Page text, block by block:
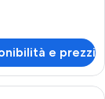
e prezzi
con un letto,